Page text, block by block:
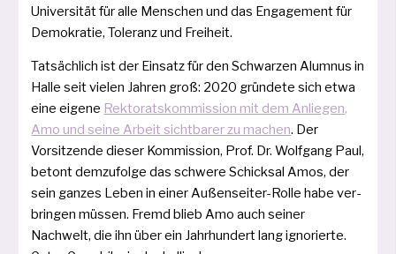
Universität für alle Menschen und das Engagement für
Demokratie, Toleranz und Freiheit.
Tatsächlich ist der Einsatz für den Schwarzen Alumnus in
Halle seit vie­len Jahren groß: 2020 grün­de­te sich etwa
eine eige­ne Rektoratskommission mit dem Anliegen,
Amo und sei­ne Arbeit sicht­ba­rer zu machen. Der
Vorsitzende die­ser Kommission, Prof. Dr. Wolfgang Paul,
betont dem­zu­fol­ge das schwe­re Schicksal Amos, der
sein gan­zes Leben in einer Außenseiter-Rolle habe ver­
brin­gen müs­sen. Fremd blieb Amo auch sei­ner
Nachwelt, die ihn über ein Jahrhundert lang igno­rier­te.